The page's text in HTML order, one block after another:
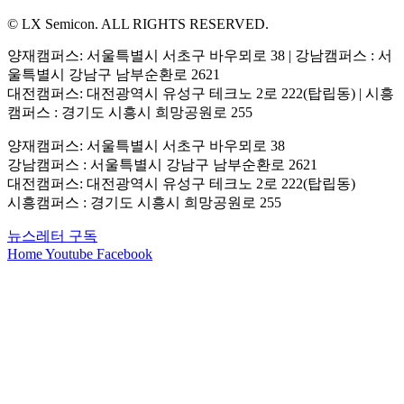
© LX Semicon. ALL RIGHTS RESERVED.
양재캠퍼스: 서울특별시 서초구 바우뫼로 38 | 강남캠퍼스 : 서
울특별시 강남구 남부순환로 2621
대전캠퍼스: 대전광역시 유성구 테크노 2로 222(탑립동) | 시흥
캠퍼스 : 경기도 시흥시 희망공원로 255
양재캠퍼스: 서울특별시 서초구 바우뫼로 38
강남캠퍼스 : 서울특별시 강남구 남부순환로 2621
대전캠퍼스: 대전광역시 유성구 테크노 2로 222(탑립동)
시흥캠퍼스 : 경기도 시흥시 희망공원로 255
뉴스레터 구독
HomeYoutube Facebook